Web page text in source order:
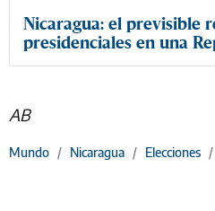
Nicaragua: el previsible
presidenciales en una
AB
Mundo / Nicaragua / Elecciones /